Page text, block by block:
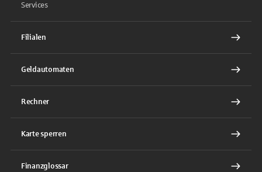
Services
Filialen
Geldautomaten
Rechner
Karte sperren
Finanzglossar